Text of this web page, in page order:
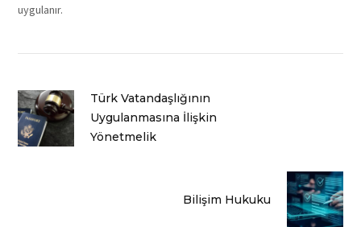
uygulanır.
Türk Vatandaşlığının
Uygulanmasına İlişkin
Yönetmelik
Bilişim Hukuku